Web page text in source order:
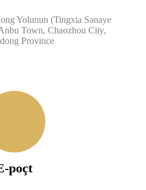
Yolunun (Tingxia Sənaye
Town, Chaozhou City,
Province
poçt